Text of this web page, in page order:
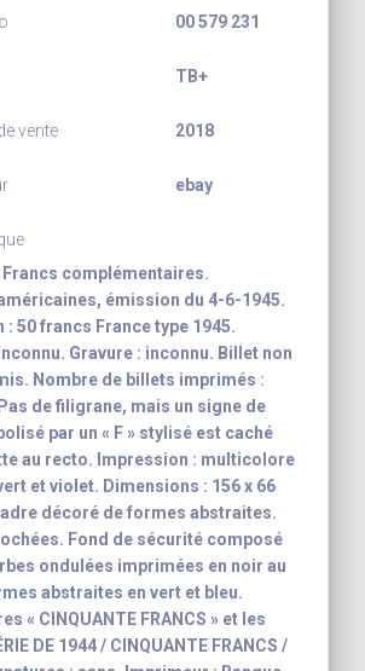
00 579 231
TB+
vente 2018
ebay
complémentaires.
émission du 4-6-1945.
: 50 francs France type 1945.
Gravure : inconnu. Billet non
Nombre de billets imprimés :
de filigrane, mais un signe de
par un « F » stylisé est caché
au recto. Impression : multicolore
et violet. Dimensions : 156 x 66
décoré de formes abstraites.
Fond de sécurité composé
ondulées imprimées en noir au
abstraites en vert et bleu.
« CINQUANTE FRANCS » et les
DE 1944 / CINQUANTE FRANCS /